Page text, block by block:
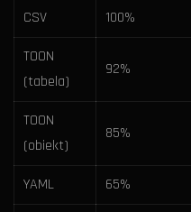
CSV 100%
TOON
(tabela)
92%
TOON
(obiekt)
85%
YAML 65%